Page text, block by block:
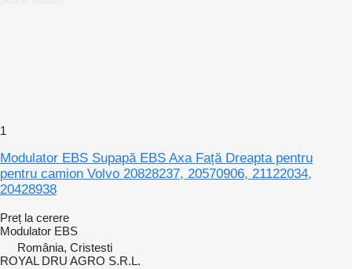
1
Modulator EBS Supapă EBS Axa Față Dreapta pentru
pentru camion Volvo 20828237, 20570906, 21122034,
20428938
Preț la cerere
Modulator EBS
România, Cristesti
ROYAL DRU AGRO S.R.L.